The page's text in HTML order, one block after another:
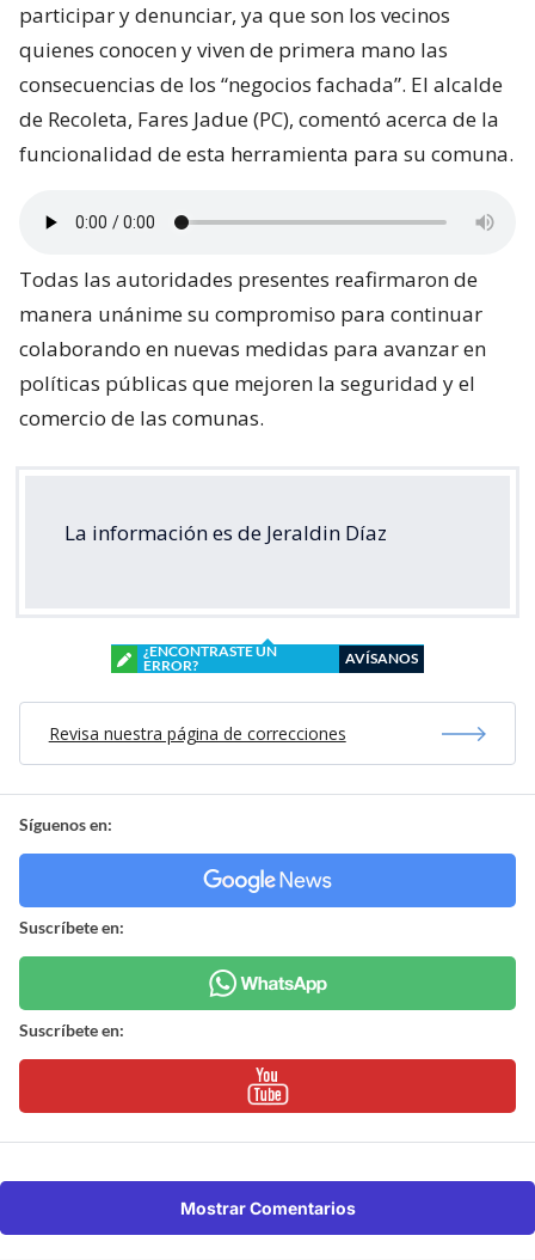
participar y denunciar, ya que son los vecinos
quienes conocen y viven de primera mano las
consecuencias de los “negocios fachada”. El alcalde
de Recoleta, Fares Jadue (PC), comentó acerca de la
funcionalidad de esta herramienta para su comuna.
Todas las autoridades presentes reafirmaron de
manera unánime su compromiso para continuar
colaborando en nuevas medidas para avanzar en
políticas públicas que mejoren la seguridad y el
comercio de las comunas.
La información es de Jeraldin Díaz
¿ENCONTRASTE UN
ERROR?
AVÍSANOS
Revisa nuestra página de correcciones
Síguenos en:
Suscríbete en:
Suscríbete en:
Mostrar Comentarios